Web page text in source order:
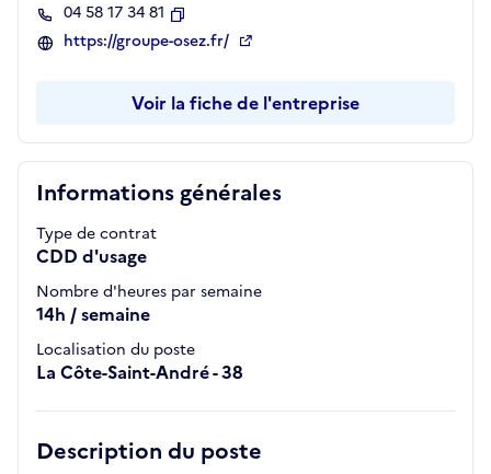
Informations générales
Type de contrat
CDD d'usage
Nombre d'heures par semaine
14h / semaine
Localisation du poste
La Côte-Saint-André - 38
Description du poste
04 58 17 34 81
Copier
https://groupe-osez.fr/
Voir la fiche de l'entreprise